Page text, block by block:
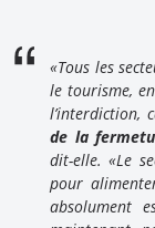
«Tous les
le tourisme,
l’interdiction,
de la
dit-elle. «Le
pour
absolument